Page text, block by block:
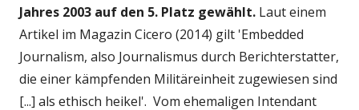
Jahres 2003 auf den 5. Platz gewählt. Laut einem
Artikel im Magazin Cicero (2014) gilt 'Embedded
Journalism, also Journalismus durch Berichterstatter,
die einer kämpfenden Militäreinheit zugewiesen sind
[...] als ethisch heikel'. Vom ehemaligen Intendant